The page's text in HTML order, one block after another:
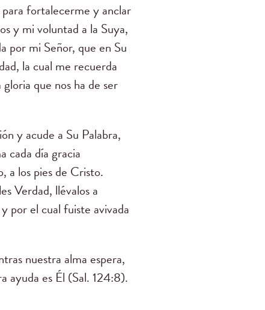
para fortalecerme y anclar
y mi voluntad a la Suya,
por mi Señor, que en Su
la cual me recuerda
que nos ha de ser
y acude a Su Palabra,
cada día gracia
a los pies de Cristo.
Verdad, llévalos a
por el cual fuiste avivada
nuestra alma espera,
ayuda es Él (Sal. 124:8).